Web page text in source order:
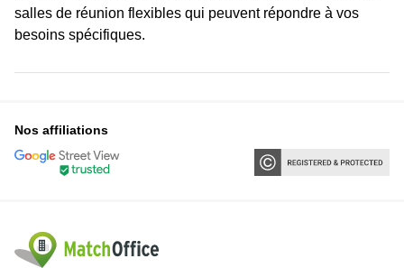
salles de réunion flexibles qui peuvent répondre à vos
besoins spécifiques.
Nos affiliations